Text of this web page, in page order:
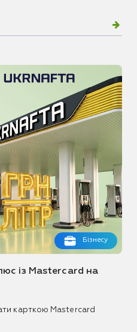
Бізнесу
із Mastercard на
карткою Mastercard